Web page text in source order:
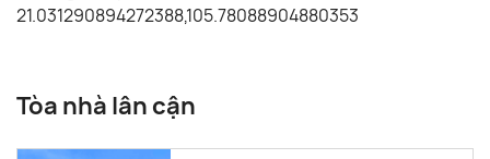
Tòa nhà lân cận